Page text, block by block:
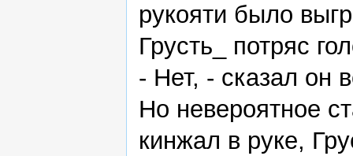
рукояти было
Грусть_ потряс
- Нет, - сказал он
Но невероятное
кинжал в руке,